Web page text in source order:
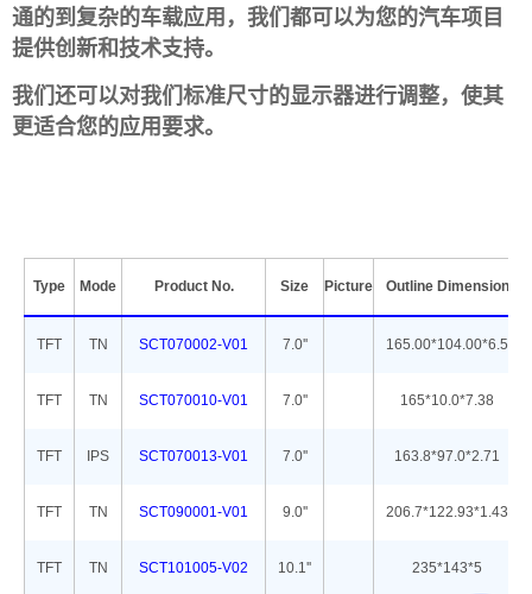
通的到复杂的车载应用，我们都可以为您的汽车项目
提供创新和技术支持。
我们还可以对我们标准尺寸的显示器进行调整，使其
更适合您的应用要求。
Type Mode Product No. Size Picture Outline Dimension
TFT TN SCT070002-V01 7.0'' 165.00*104.00*6.5
TFT TN SCT070010-V01 7.0'' 165*10.0*7.38
TFT IPS SCT070013-V01 7.0'' 163.8*97.0*2.71
TFT TN SCT090001-V01 9.0'' 206.7*122.93*1.43
TFT TN SCT101005-V02 10.1'' 235*143*5